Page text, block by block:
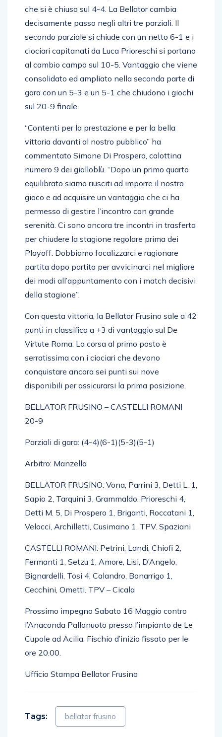
Frosinone, ha visto un primo quarto equilibrato
che si è chiuso sul 4-4. La Bellator cambia
decisamente passo negli altri tre parziali. Il
secondo parziale si chiude con un netto 6-1 e i
ciociari capitanati da Luca Prioreschi si portano
al cambio campo sul 10-5. Vantaggio che viene
consolidato ed ampliato nella seconda parte di
gara con un 5-3 e un 5-1 che chiudono i giochi
“Contenti per la prestazione e per la bella
vittoria davanti al nostro pubblico” ha
commentato Simone Di Prospero, calottina
numero 9 dei gialloblù. “Dopo un primo quarto
equilibrato siamo riusciti ad imporre il nostro
gioco e ad acquisire un vantaggio che ci ha
permesso di gestire l’incontro con grande
serenità. Ci sono ancora tre incontri in trasferta
per chiudere la stagione regolare prima dei
Playoff. Dobbiamo focalizzarci e ragionare
partita dopo partita per avvicinarci nel migliore
dei modi all’appuntamento con i match decisivi
Con questa vittoria, la Bellator Frusino sale a 42
punti in classifica a +3 di vantaggio sul De
Virtute Roma. La corsa al primo posto è
serratissima con i ciociari che devono
conquistare ancora sei punti sui nove
BELLATOR FRUSINO – CASTELLI ROMANI
BELLATOR FRUSINO: Vona, Parrini 3, Detti L. 1,
Sapio 2, Tarquini 3, Grammaldo, Prioreschi 4,
Detti M. 5, Di Prospero 1, Briganti, Roccatani 1,
CASTELLI ROMANI: Petrini, Landi, Chiofi 2,
Fermanti 1, Setzu 1, Amore, Lisi, D’Angelo,
Bignardelli, Tosi 4, Calandro, Bonarrigo 1,
Prossimo impegno Sabato 16 Maggio contro
l’Anaconda Pallanuoto presso l’impianto de Le
Cupole ad Acilia. Fischio d’inizio fissato per le
bellator frusino